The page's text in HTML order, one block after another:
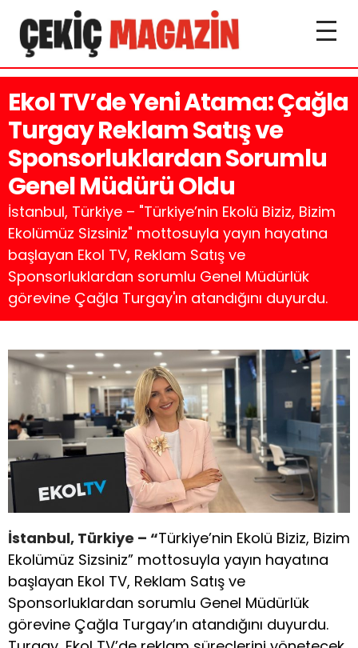
Ekol TV’de Yeni Atama: Çağla
Turgay Reklam Satış ve
Sponsorluklardan Sorumlu
Genel Müdürü Oldu
İstanbul, Türkiye – "Türkiye’nin Ekolü Biziz, Bizim
Ekolümüz Sizsiniz" mottosuyla yayın hayatına
başlayan Ekol TV, Reklam Satış ve
Sponsorluklardan sorumlu Genel Müdürlük
görevine Çağla Turgay'ın atandığını duyurdu.
İstanbul, Türkiye – “Türkiye’nin Ekolü Biziz, Bizim
Ekolümüz Sizsiniz” mottosuyla yayın hayatına
başlayan Ekol TV, Reklam Satış ve
Sponsorluklardan sorumlu Genel Müdürlük
görevine Çağla Turgay’ın atandığını duyurdu.